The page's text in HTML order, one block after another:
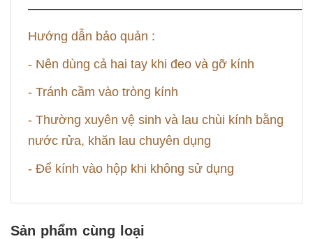
Hướng dẫn bảo quản :
- Nên dùng cả hai tay khi đeo và gỡ kính
- Tránh cầm vào tròng kính
- Thường xuyên vệ sinh và lau chùi kính bằng
nước rửa, khăn lau chuyên dụng
- Để kính vào hộp khi không sử dụng
Sản phẩm cùng loại